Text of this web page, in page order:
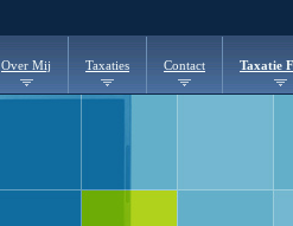
Over Mij Taxaties Contact Taxatie